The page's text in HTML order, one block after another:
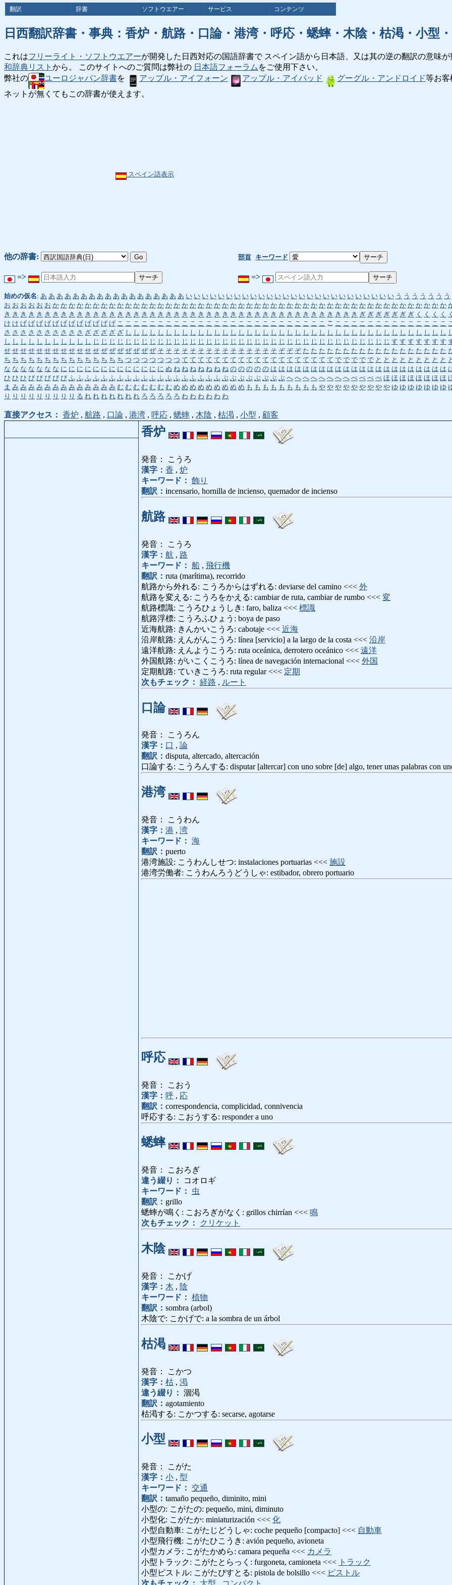
翻訳 辞書 ソフトウエアー サービス コンテンツ
日西翻訳辞書・事典：香炉・航路・口論・港湾・呼応・蟋蟀・木陰・枯渇・小型
これはフリーライト・ソフトウエアーが開発した日西対応の国語辞書で スペイン語から日本語、又は其の逆の翻訳の意味
和辞典リスト から。 このサイトへのご質問は弊社の 日本語フォーラム をご使用下さい。
弊社の
ユーロジャパン辞書を アップル・アイフォーン アップル・アイパッド グーグル・アンドロイド等お客
ネットが無くてもこの辞書が使えます。
スペイン語表示
他の辞書: 部首 キーワード
=> =>
始めの仮名: あ あ あ あ あ あ あ あ あ あ あ あ あ あ あ あ あ あ い い い い い い い い い い い い い い い い い い い い い い い い い い う う う う う う う
お お お お お お か か か か か か か か か か か か か か か か か か か か か か か か か か か か か か か か か か か か か か か か か か か か か か か か か
き き き き き き き き き き き き き き き き き き き き き き き き き き き き き き き き き き き き き き き き き き き き ぎ ぎ ぎ ぎ ぎ ぎ ぎ く く く く
け け げ げ げ げ げ げ げ げ げ げ げ げ こ こ こ こ こ こ こ こ こ こ こ こ こ こ こ こ こ こ こ こ こ こ こ こ こ こ こ こ こ こ こ こ こ こ こ こ こ こ こ こ こ
さ さ さ さ さ さ さ さ さ さ ざ ざ ざ ざ ざ し し し し し し し し し し し し し し し し し し し し し し し し し し し し し し し し し し し し し し し し
し し し し し し し し し し し じ じ じ じ じ じ じ じ じ じ じ じ じ じ じ じ じ じ じ じ じ じ じ じ じ じ じ じ じ じ じ じ じ じ じ じ じ す す す す す す す
せ せ せ せ せ せ せ せ せ せ せ せ ぜ ぜ ぜ ぜ ぜ ぜ ぜ そ そ そ そ そ そ そ そ そ そ そ そ そ そ そ ぞ ぞ ぞ た た た た た た た た た た た た た た た た た た
ち ち ち ち ち ち ち ち ち ち ち ち ち ち ち つ つ つ つ つ つ つ て て て て て て て て て て て て て て て て て て て で で で で で と と と と と と と と と
な な な な な な な に に に に に に に に に に に に に ぬ ね ね ね ね ね ね ね の の の の の は は は は は は は は は は は は は は は は は は は は は は
ひ ひ ひ び び び び び ふ ふ ふ ふ ふ ふ ふ ふ ふ ふ ふ ふ ふ ふ ふ ふ ふ ふ ふ ぶ ぶ ぶ ぶ ぶ ぶ ぶ ぶ へ へ へ へ へ へ へ へ べ べ べ ぺ ほ ほ ほ ほ ほ ほ ほ ほ
ま み み み み み み み み み み み み み む む む む む む む め め め め め め め め め も も も も も も も も も や や や や や や や や や ゆ ゆ ゆ ゆ ゆ ゆ ゆ
り り り り り り り り り る れ れ れ れ れ れ れ ろ ろ ろ ろ ろ わ わ わ わ わ わ
直接アクセス： 香炉 , 航路 , 口論 , 港湾 , 呼応 , 蟋蟀 , 木陰 , 枯渇 , 小型 , 顧客
香炉
発音： こうろ
漢字： 香 , 炉
キーワード： 飾り
翻訳： incensario, hornilla de incienso, quemador de incienso
航路
発音： こうろ
漢字： 航 , 路
キーワード： 船 , 飛行機
翻訳： ruta (marítima), recorrido
航路から外れる: こうろからはずれる: deviarse del camino <<< 外
航路を変える: こうろをかえる: cambiar de ruta, cambiar de rumbo <<< 変
航路標識: こうろひょうしき: faro, baliza <<< 標識
航路浮標: こうろふひょう: boya de paso
近海航路: きんかいこうろ: cabotaje <<< 近海
沿岸航路: えんがんこうろ: línea [servicio] a la largo de la costa <<< 沿岸
遠洋航路: えんようこうろ: ruta oceánica, derrotero oceánico <<< 遠洋
外国航路: がいこくこうろ: línea de navegación internacional <<< 外国
定期航路: ていきこうろ: ruta regular <<< 定期
次もチェック： 経路 , ルート
口論
発音： こうろん
漢字： 口 , 論
翻訳： disputa, altercado, altercación
口論する: こうろんする: disputar [altercar] con uno sobre [de] algo, tener unas palabras con
港湾
発音： こうわん
漢字： 港 , 湾
キーワード： 海
翻訳： puerto
港湾施設: こうわんしせつ: instalaciones portuarias <<< 施設
港湾労働者: こうわんろうどうしゃ: estibador, obrero portuario
呼応
発音： こおう
漢字： 呼 , 応
翻訳： correspondencia, complicidad, connivencia
呼応する: こおうする: responder a uno
蟋蟀
発音： こおろぎ
違う綴り：
コオロギ
キーワード：
虫
翻訳： grillo
蟋蟀が鳴く: こおろぎがなく: grillos chirrían <<< 鳴
次もチェック：
クリケット
木陰
発音： こかげ
漢字： 木 , 陰
キーワード： 植物
翻訳： sombra (arbol)
木陰で: こかげで: a la sombra de un árbol
枯渇
発音： こかつ
漢字： 枯 , 渇
違う綴り： 涸渇
翻訳： agotamiento
枯渇する: こかつする: secarse, agotarse
小型
発音： こがた
漢字： 小 , 型
キーワード： 交通
翻訳： tamaño pequeño, diminito, mini
小型の: こがたの: pequeño, mini, diminuto
小型化: こがたか: miniaturización <<< 化
小型自動車: こがたじどうしゃ: coche pequeño [compacto] <<< 自動車
小型飛行機: こがたひこうき: avión pequeño, avioneta
小型カメラ: こがたかめら: camara pequeña <<< カメラ
小型トラック: こがたとらっく: furgoneta, camioneta <<< トラック
小型ピストル: こがたぴすとる: pistola de bolsillo <<< ピストル